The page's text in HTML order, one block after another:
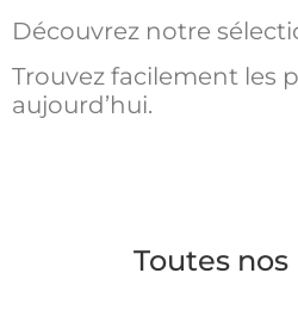
Découvrez notre
Trouvez facilement les
aujourd’hui.
Toutes nos